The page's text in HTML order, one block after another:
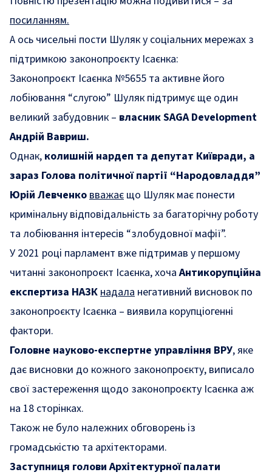
посиланням.
А ось чисельні пости Шуляк у соціальних мережах з
підтримкою законопроєкту Ісаєнка:
Законопроєкт Ісаєнка №5655 та активне його
лобіювання “слугою” Шуляк підтримує ще один
великий забудовник – власник SAGA Development
Андрій Вавриш.
Однак, колишній нардеп та депутат Київради, а
зараз Голова політичної партії “Народовладдя”
Юрій Левченковважає що Шуляк має понести
кримінальну відповідальність за багаторічну роботу
та лобіювання інтересів “злобудовної мафії”.
У 2021 році парламент вже підтримав у першому
читанні законопроєкт Ісаєнка, хочаАнтикорупційна
експертиза НАЗКнадала негативний висновок по
законопроєкту Ісаєнка – виявила корупціогенні
фактори.
Головне науково-експертне управління ВРУ, яке
дає висновки до кожного законопроєкту, виписало
свої застереження щодо законопроєкту Ісаєнка аж
на 18 сторінках.
Також не було належних обговорень із
громадськістю та архітекторами.
Заступниця голови Архітектурної палати